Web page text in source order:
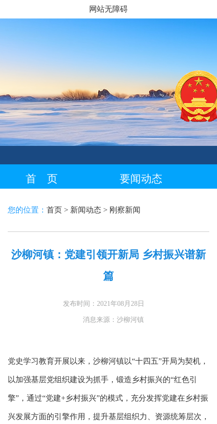
网站无障碍
首 页 要闻动态
藏语专栏
您的位置： 首页 > 新闻动态 > 刚察新闻
沙柳河镇：党建引领开新局 乡村振兴谱新
篇
发布时间：2021年08月28日
消息来源：沙柳河镇
党史学习教育开展以来，沙柳河镇以“十四五”开局为契机，
以加强基层党组织建设为抓手，锻造乡村振兴的“红色引
擎”，通过“党建+乡村振兴”的模式，充分发挥党建在乡村振
兴发展方面的引擎作用，提升基层组织力、资源统筹层次，